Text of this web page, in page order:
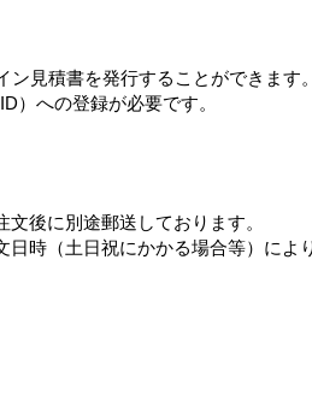
見積書を発行することができます。
）への登録が必要です。
後に別途郵送しております。
時（土日祝にかかる場合等）によ